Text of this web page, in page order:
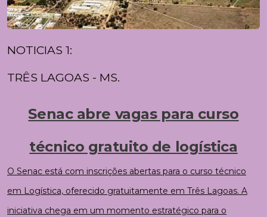
NOTICIAS 1:
TRÊS LAGOAS - MS.
Senac abre vagas para curso
técnico gratuito de logística
O Senac está com inscrições abertas para o curso técnico
em Logística, oferecido gratuitamente em Três Lagoas. A
iniciativa chega em um momento estratégico para o